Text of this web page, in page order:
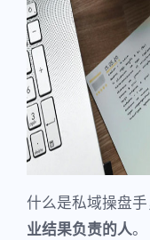
什么是私域操盘
业结果负责的人。